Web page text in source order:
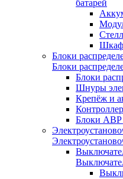
батарей
Блоки
Блоки
Блоки
Шнуры
Крепёж и
Блоки АВР